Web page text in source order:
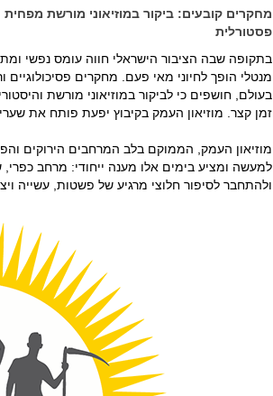
מחקרים קובעים: ביקור במוזיאוני מורשת
פסטורלית
בתקופה שבה הציבור הישראלי חווה עומס נפשי
מנטלי הופך לחיוני מאי פעם. מחקרים
בעולם, חושפים כי לביקור במוזיאוני מורשת
זמן קצר. מוזיאון העמק בקיבוץ יפעת פותח את
מוזיאון העמק, הממוקם בלב המרחבים הירוקים
למעשה ומציע בימים אלו מענה ייחודי: מרחב
ולהתחבר לסיפור חלוצי מרגיע של פשטות, עשייה